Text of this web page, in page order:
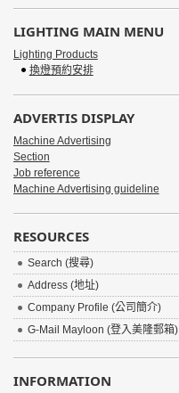
LIGHTING MAIN MENU
Lighting Products
換燈預約安排
ADVERTIS DISPLAY
Machine Advertising
Section
Job reference
Machine Advertising guideline
RESOURCES
Search (搜尋)
Address (地址)
Company Profile (公司簡介)
G-Mail Mayloon (登入美隆郵箱)
INFORMATION